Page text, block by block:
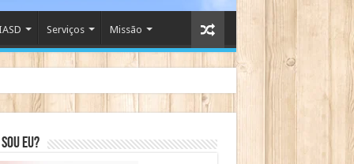
Serviços Missão
eu?